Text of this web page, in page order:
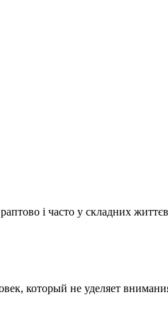
і часто у складних
который не уделяет